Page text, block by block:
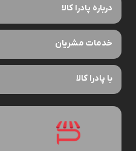
درباره پادرا کالا
خدمات مشریان
با پادرا کالا